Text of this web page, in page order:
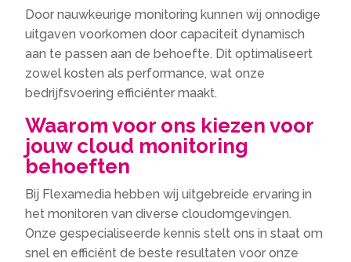
Door nauwkeurige monitoring kunnen wij onnodige
uitgaven voorkomen door capaciteit dynamisch
aan te passen aan de behoefte. Dit optimaliseert
zowel kosten als performance, wat onze
bedrijfsvoering efficiënter maakt.
Waarom voor ons kiezen voor
jouw cloud monitoring
behoeften
Bij Flexamedia hebben wij uitgebreide ervaring in
het monitoren van diverse cloudomgevingen.
Onze gespecialiseerde kennis stelt ons in staat om
snel en efficiënt de beste resultaten voor onze